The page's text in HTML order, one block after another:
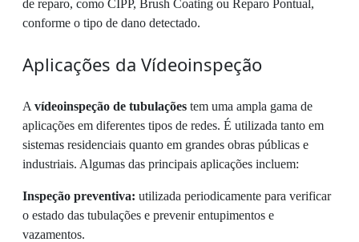
de reparo, como CIPP, Brush Coating ou Reparo Pontual,
conforme o tipo de dano detectado.
Aplicações da Vídeoinspeção
A vídeoinspeção de tubulações tem uma ampla gama de
aplicações em diferentes tipos de redes. É utilizada tanto em
sistemas residenciais quanto em grandes obras públicas e
industriais. Algumas das principais aplicações incluem:
Inspeção preventiva: utilizada periodicamente para verificar
o estado das tubulações e prevenir entupimentos e
vazamentos.